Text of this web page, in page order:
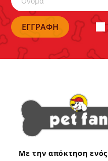
Με την απόκτηση ενός